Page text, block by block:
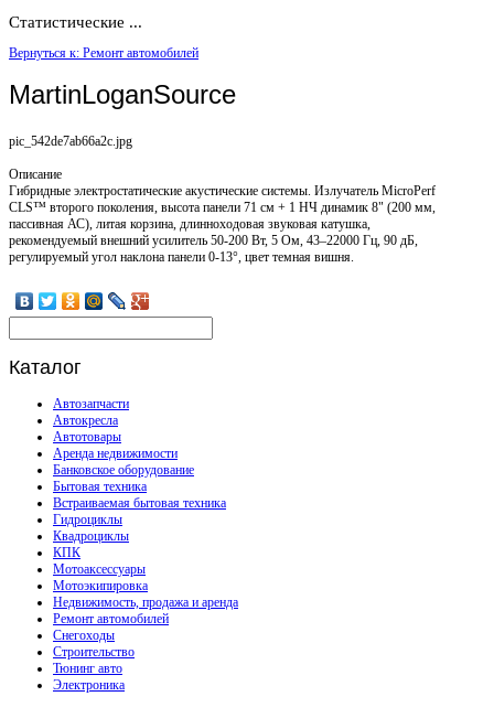
Статистические ...
Вернуться к: Ремонт автомобилей
MartinLoganSource
pic_542de7ab66a2c.jpg
Описание
Гибридные электростатические акустические системы. Излучатель MicroPerf
CLS™ второго поколения, высота панели 71 см + 1 НЧ динамик 8" (200 мм,
пассивная АС), литая корзина, длинноходовая звуковая катушка,
рекомендуемый внешний усилитель 50-200 Вт, 5 Ом, 43–22000 Гц, 90 дБ,
регулируемый угол наклона панели 0-13°, цвет темная вишня.
Каталог
Автозапчасти
Автокресла
Автотовары
Аренда недвижимости
Банковское оборудование
Бытовая техника
Встраиваемая бытовая техника
Гидроциклы
Квадроциклы
КПК
Мотоаксессуары
Мотоэкипировка
Недвижимость, продажа и аренда
Ремонт автомобилей
Снегоходы
Строительство
Тюнинг авто
Электроника